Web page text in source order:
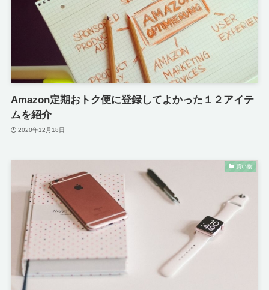
Amazon定期おトク便に登録してよかった１２アイテ
ムを紹介
2020年12月18日
買い物